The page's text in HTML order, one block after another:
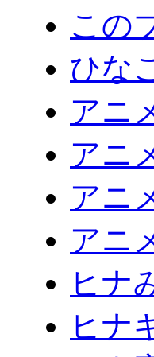
この
ひな
アニ
アニ
アニ
アニ
ヒナ
ヒナ